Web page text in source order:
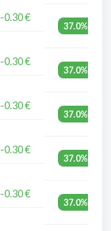
-0.30 €
37.0%
-0.30 €
37.0%
-0.30 €
37.0%
-0.30 €
37.0%
-0.30 €
37.0%